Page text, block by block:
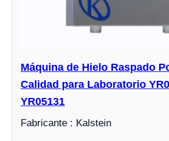
Máquina de Hielo Raspado
Calidad para Laboratorio
YR05131
Fabricante : Kalstein